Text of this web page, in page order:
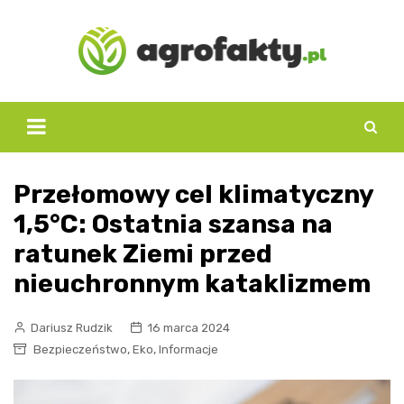
Przełomowy cel klimatyczny
1,5°C: Ostatnia szansa na
ratunek Ziemi przed
nieuchronnym kataklizmem
Dariusz Rudzik
16 marca 2024
Bezpieczeństwo, Eko, Informacje